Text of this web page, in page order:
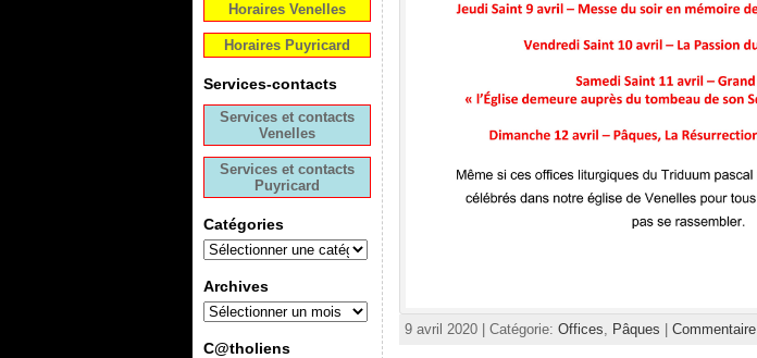
Horaires Venelles
Horaires Puyricard
Services-contacts
Services et contacts
Venelles
Services et contacts
Puyricard
Catégories
Archives
C@tholiens
9 avril 2020 | Catégorie: Offices, Pâques Commentaire